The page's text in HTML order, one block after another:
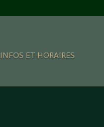
INFOS ET HORAIRES